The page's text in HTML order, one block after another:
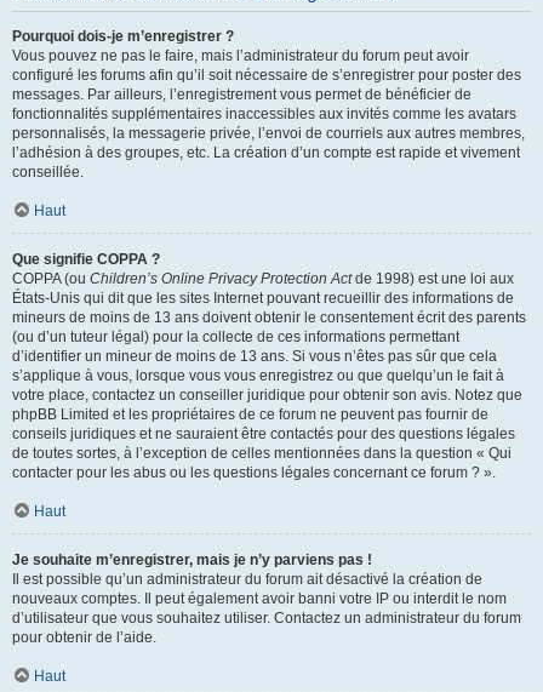
Pourquoi dois-je m’enregistrer ?
Vous pouvez ne pas le faire, mais l’administrateur du forum peut avoir
configuré les forums afin qu’il soit nécessaire de s’enregistrer pour poster des
messages. Par ailleurs, l’enregistrement vous permet de bénéficier de
fonctionnalités supplémentaires inaccessibles aux invités comme les avatars
personnalisés, la messagerie privée, l’envoi de courriels aux autres membres,
l’adhésion à des groupes, etc. La création d’un compte est rapide et vivement
conseillée.
Haut
Que signifie COPPA ?
COPPA (ou Children’s Online Privacy Protection Actde 1998) est une loi aux
États-Unis qui dit que les sites Internet pouvant recueillir des informations de
mineurs de moins de 13 ans doivent obtenir le consentement écrit des parents
(ou d’un tuteur légal) pour la collecte de ces informations permettant
d’identifier un mineur de moins de 13 ans. Si vous n’êtes pas sûr que cela
s’applique à vous, lorsque vous vous enregistrez ou que quelqu’un le fait à
votre place, contactez un conseiller juridique pour obtenir son avis. Notez que
phpBB Limited et les propriétaires de ce forum ne peuvent pas fournir de
conseils juridiques et ne sauraient être contactés pour des questions légales
de toutes sortes, à l’exception de celles mentionnées dans la question « Qui
contacter pour les abus ou les questions légales concernant ce forum ? ».
Haut
Je souhaite m’enregistrer, mais je n’y parviens pas !
Il est possible qu’un administrateur du forum ait désactivé la création de
nouveaux comptes. Il peut également avoir banni votre IP ou interdit le nom
d’utilisateur que vous souhaitez utiliser. Contactez un administrateur du forum
pour obtenir de l’aide.
Haut